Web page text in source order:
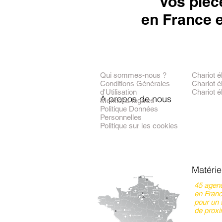
en France
A propos de nous
Qui sommes-nous ?
Conditions Générales
d'Utilisation
Mentions légales
Politique Données
Personnelles
Politique sur les cookies
Chariot
Chariot
Chariot
45
en
pour un
de